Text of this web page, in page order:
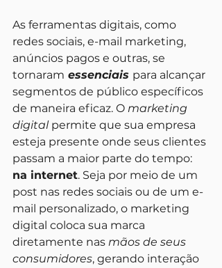
As ferramentas digitais, como
redes sociais, e-mail marketing,
anúncios pagos e outras, se
tornaram essenciais para alcançar
segmentos de público específicos
de maneira eficaz. O marketing
digital permite que sua empresa
esteja presente onde seus clientes
passam a maior parte do tempo:
na internet. Seja por meio de um
post nas redes sociais ou de um e-
mail personalizado, o marketing
digital coloca sua marca
diretamente nas mãos de seus
consumidores, gerando interação